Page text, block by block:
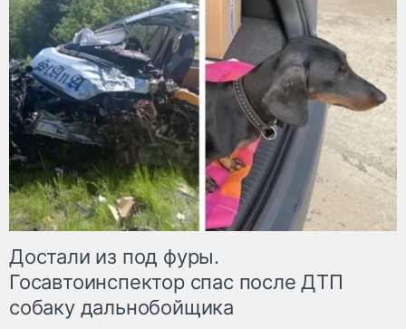
Достали из под фуры.
Госавтоинспектор спас после ДТП
собаку дальнобойщика